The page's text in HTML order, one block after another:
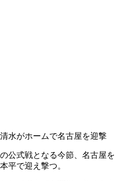
水がホームで名古屋を迎撃
公式戦となる今節、名古屋を
平で迎え撃つ。